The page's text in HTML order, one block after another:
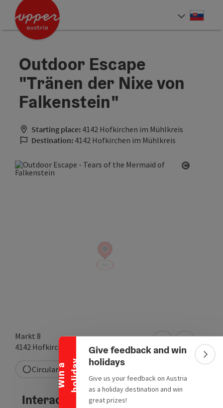
Accesskey
Accesskey
W
i
n
a
h
o
l
i
d
a y
Collapse banner
Give feedback and win
holidays
Give us your feedback on Austria
as a holiday destination and win
great prizes!
Outdoor Escape
"Tränen der Nixe von
Falkenstein"
Starting place: 4142 Hofkirchen im Mühlkreis
Destination: 4142 Hofkirchen im Mühlkreis
Markt 8
4142 Hofkirchen im Mühlkreis open in Google
Open in
Circular route
Interactive elevation profile